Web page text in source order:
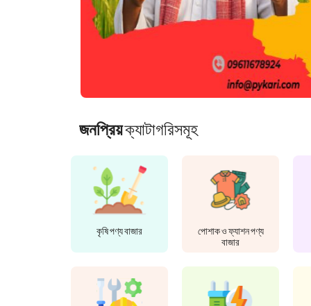
জনপ্রিয়ক্যাটাগরিসমূহ
কৃষি পণ্য বাজার
পোশাক ও ফ্যাশন পণ্য
বাজার